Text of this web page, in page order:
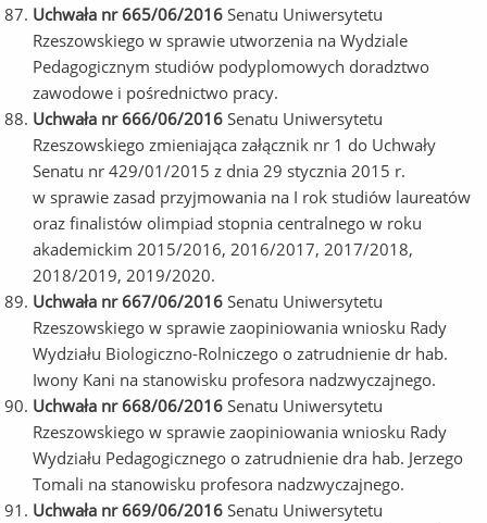
Uchwała nr 665/06/2016 Senatu Uniwersytetu
Rzeszowskiego w sprawie utworzenia na Wydziale
Pedagogicznym studiów podyplomowych doradztwo
zawodowe i pośrednictwo pracy.
Uchwała nr 666/06/2016 Senatu Uniwersytetu
Rzeszowskiego zmieniająca załącznik nr 1 do Uchwały
Senatu nr 429/01/2015 z dnia 29 stycznia 2015 r.
w sprawie zasad przyjmowania na I rok studiów laureatów
oraz finalistów olimpiad stopnia centralnego w roku
akademickim 2015/2016, 2016/2017, 2017/2018,
2018/2019, 2019/2020.
Uchwała nr 667/06/2016 Senatu Uniwersytetu
Rzeszowskiego w sprawie zaopiniowania wniosku Rady
Wydziału Biologiczno-Rolniczego o zatrudnienie dr hab.
Iwony Kani na stanowisku profesora nadzwyczajnego.
Uchwała nr 668/06/2016 Senatu Uniwersytetu
Rzeszowskiego w sprawie zaopiniowania wniosku Rady
Wydziału Pedagogicznego o zatrudnienie dra hab. Jerzego
Tomali na stanowisku profesora nadzwyczajnego.
Uchwała nr 669/06/2016 Senatu Uniwersytetu